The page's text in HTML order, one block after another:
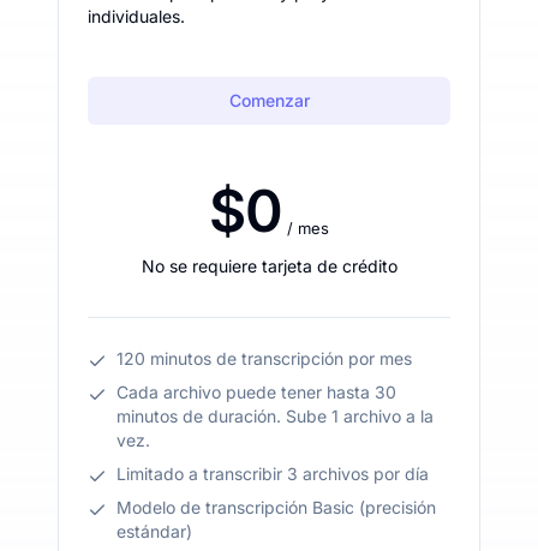
individuales.
Comenzar
$0 / mes
No se requiere tarjeta de crédito
120 minutos de transcripción por mes
Cada archivo puede tener hasta 30
minutos de duración. Sube 1 archivo a la
vez.
Limitado a transcribir 3 archivos por día
Modelo de transcripción Basic (precisión
estándar)